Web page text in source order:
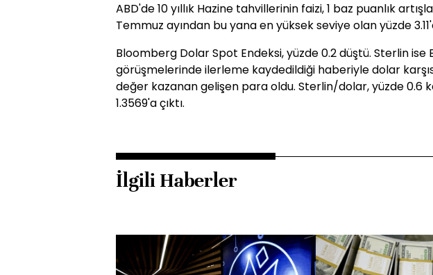
ABD'de 10 yıllık Hazine tahvillerinin faizi, 1 baz puanlık artışla
Temmuz ayından bu yana en yüksek seviye olan yüzde
Bloomberg Dolar Spot Endeksi, yüzde 0.2 düştü. Sterlin ise
görüşmelerinde ilerleme kaydedildiği haberiyle dolar
değer kazanan gelişen para oldu. Sterlin/dolar, yüzde 0.6
1.3569'a çıktı.
İlgili Haberler